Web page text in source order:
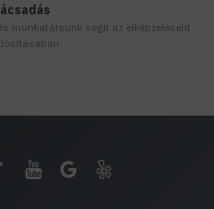
munkatársunk segít az elképzeléseid